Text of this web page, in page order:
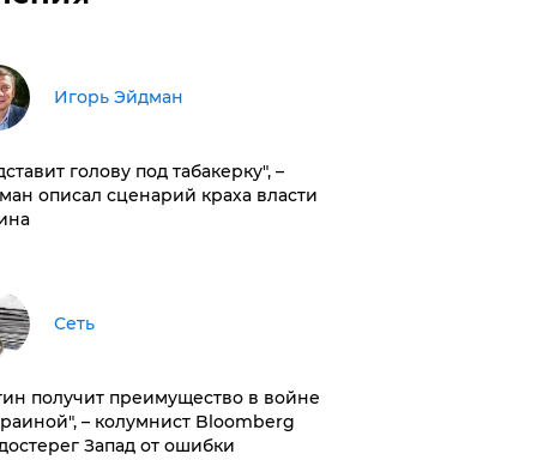
Игорь Эйдман
голову под табакерку", –
описал сценарий краха власти
Сеть
получит преимущество в войне
– колумнист Bloomberg
Запад от ошибки